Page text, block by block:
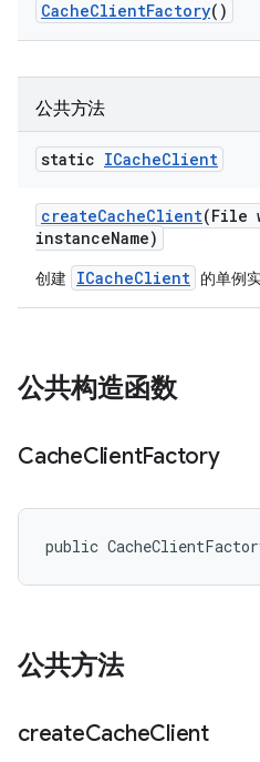
CacheClientFactory()
公共方法
static ICacheClient
createCacheClient(File
instanceName)
创建 ICacheClient 的单例实
公共构造函数
CacheClientFactory
public
公共方法
createCacheClient